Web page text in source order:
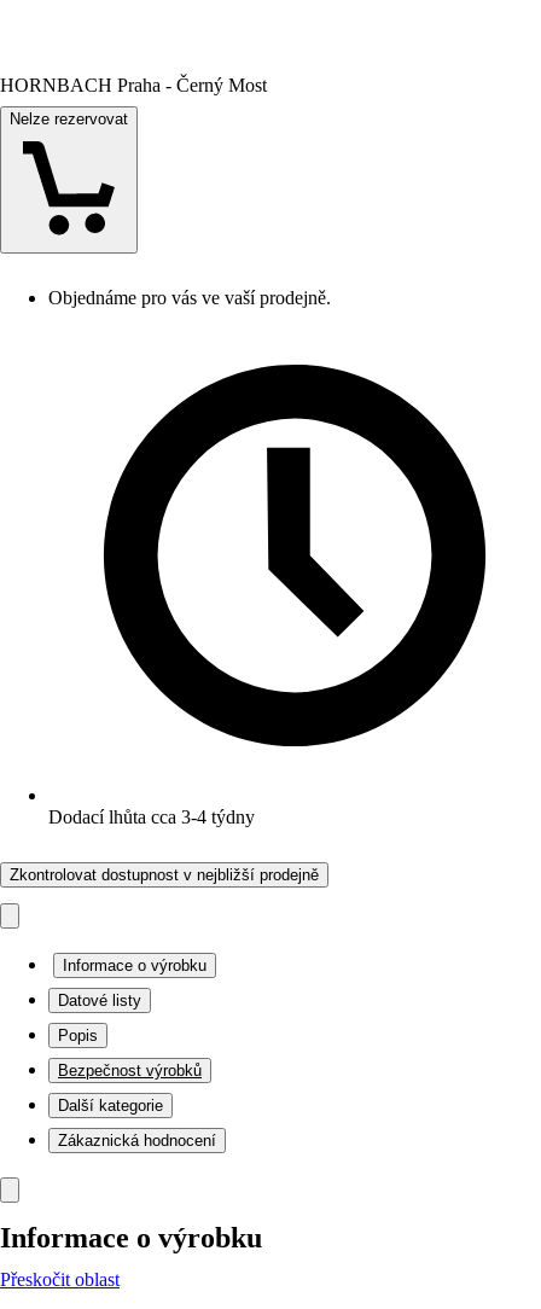
HORNBACH Praha - Černý Most
Nelze rezervovat
Objednáme pro vás ve vaší prodejně.
Dodací lhůta cca 3-4 týdny
Zkontrolovat dostupnost v nejbližší prodejně
Informace o výrobku
Datové listy
Popis
Bezpečnost výrobků
Další kategorie
Zákaznická hodnocení
Informace o výrobku
Přeskočit oblast